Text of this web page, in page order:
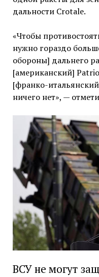
дальности Crotale.
«Чтобы
нужно гораздо
обороны] дальнего
[американский]
[франко-
ничего нет», —
ВСУ не могут